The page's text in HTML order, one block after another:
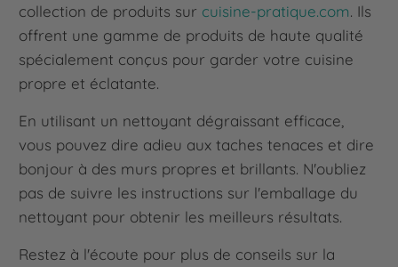
collection de produits sur cuisine-pratique.com. Ils
offrent une gamme de produits de haute qualité
spécialement conçus pour garder votre cuisine
propre et éclatante.
En utilisant un nettoyant dégraissant efficace,
vous pouvez dire adieu aux taches tenaces et dire
bonjour à des murs propres et brillants. N'oubliez
pas de suivre les instructions sur l'emballage du
nettoyant pour obtenir les meilleurs résultats.
Restez à l'écoute pour plus de conseils sur la